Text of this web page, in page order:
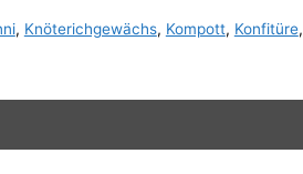
, Knöterichgewächs, Kompott, Konfitüre,